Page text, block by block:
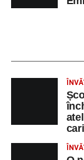
TRIMODA SRL
ELECTRICE IN
HIDROCENTRALE
SA BUCURESTI